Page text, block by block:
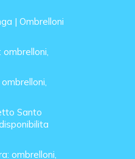
| Ombrelloni
Santo
ombrelloni,